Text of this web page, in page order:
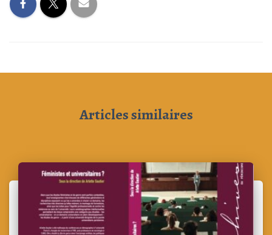
Articles similaires